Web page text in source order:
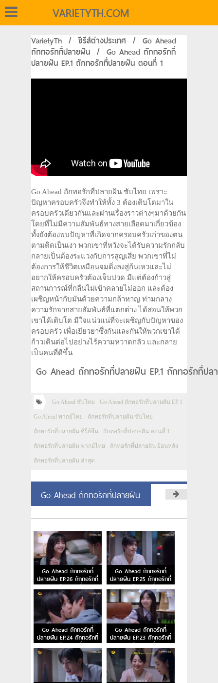
VARIETYTH.COM
VarietyTh / ซีรีส์ต่างประเทศ / Go Ahead
ถักทอรักที่ปลายฝัน / Go Ahead ถักทอรักที่
ปลายฝัน EP.1 ถักทอรักที่ปลายฝัน ตอนที่ 1
Go Ahead ถักทอรักที่ปลายฝัน ซับไทย เพราะ
ปัญหาครอบครัวจึงทำให้ทั้ง 3 ต้องเติบโตมาใน
ครอบครัวเดียวกันและผ่านเรื่องราวต่างๆมาด้วยกัน
โดยที่ไม่มีความสัมพันธ์ทางสายเลือดมาเกี่ยวข้อง
ทั้งยังต้องพบปัญหาที่เกิดจากครอบครัวเก่าของตน
ตามติดเป็นเงา พวกเขาที่หวังจะได้รับความรักกลับ
กลายเป็นต้องระแวงกับการสูญเสีย พวกเขาที่ไม่
ต้องการให้ชีวิตเหมือนจมดิ่งลงสู่ก้นเหวและไม่
อยากให้ครอบครัวต้องเจ็บปวด มีแต่ต้องก้าวสู่
สถานการณ์ที่กลืนไม่เข้าคลายไม่ออก และต้อง
เผชิญหน้ากับมันด้วยความกล้าหาญ ท่ามกลาง
ความรักจากสายสัมพันธ์ที่แตกต่าง ได้สอนให้พวก
เขาได้เติบโต มีใจแน่วแน่ที่จะเผชิญกับปัญหาของ
ครอบครัว เพื่อเยียวยาซึ่งกันและกันให้พวกเขาได้
ก้าวเดินต่อไปอย่างไร้ความหวาดกลัว และกลาย
เป็นคนที่ดีขึ้น
Go Ahead ถักทอรักที่ปลายฝัน EP.1 ถักทอรักที่ป
Go Ahead ซับไทย Go Ahead ถักทอรักที่ปลายฝัน EP.1
Go Ahead พากย์ไทย ถักทอรักที่ปลายฝัน ซับไทย
ถักทอรักที่ปลายฝัน ซีรี่ย์จีน ถักทอรักที่ปลายฝัน ตอนที่ 1
ถักทอรักที่ปลายฝัน พากย์ไทย ถักทอรักที่ปลายฝัน ย้อนหลัง
ถักทอรักที่ปลายฝัน ล่าสุด
Go Ahead ถักทอรักที่ปลายฝัน
Go Ahead ถักทอรักที่
ปลายฝัน EP.26 ถักทอรักที่
ปลายฝัน ตอนที่ 26
Go Ahead ถักทอรักที่
ปลายฝัน EP.25 ถักทอรักที่
ปลายฝัน ตอนที่ 25
Go Ahead ถักทอรักที่
ปลายฝัน EP.24 ถักทอรักที่
ปลายฝัน ตอนที่ 24
Go Ahead ถักทอรักที่
ปลายฝัน EP.23 ถักทอรักที่
ปลายฝัน ตอนที่ 23